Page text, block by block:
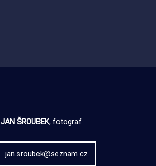
JAN ŠROUBEK, fotograf
jan.sroubek@seznam.cz